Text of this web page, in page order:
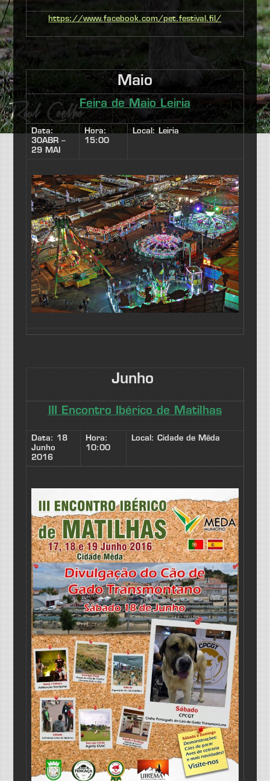
https://www.facebook.com/pet.festival.fil/
Maio
Feira de Maio Leiria
Data:
30ABR –
29 MAI
Hora:
15:00
Local: Leiria
Junho
III Encontro Ibérico de Matilhas
Data: 18
Junho
2016
Hora:
10:00
Local: Cidade de Mêda